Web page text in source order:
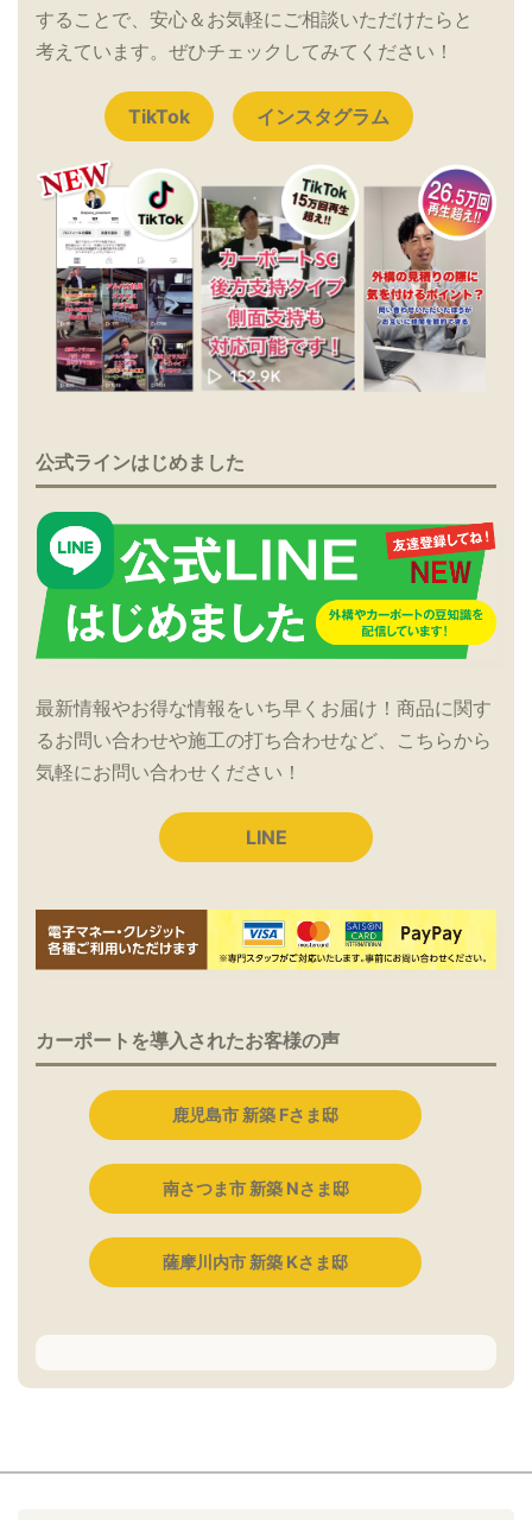
することで、安心＆お気軽にご相談いただけたらと
考えています。ぜひチェックしてみてください！
TikTok インスタグラム
公式ラインはじめました
最新情報やお得な情報をいち早くお届け！商品に関す
るお問い合わせや施工の打ち合わせなど、こちらから
気軽にお問い合わせください！
LINE
カーポートを導入されたお客様の声
鹿児島市 新築 Fさま邸
南さつま市 新築 Nさま邸
薩摩川内市 新築 Kさま邸